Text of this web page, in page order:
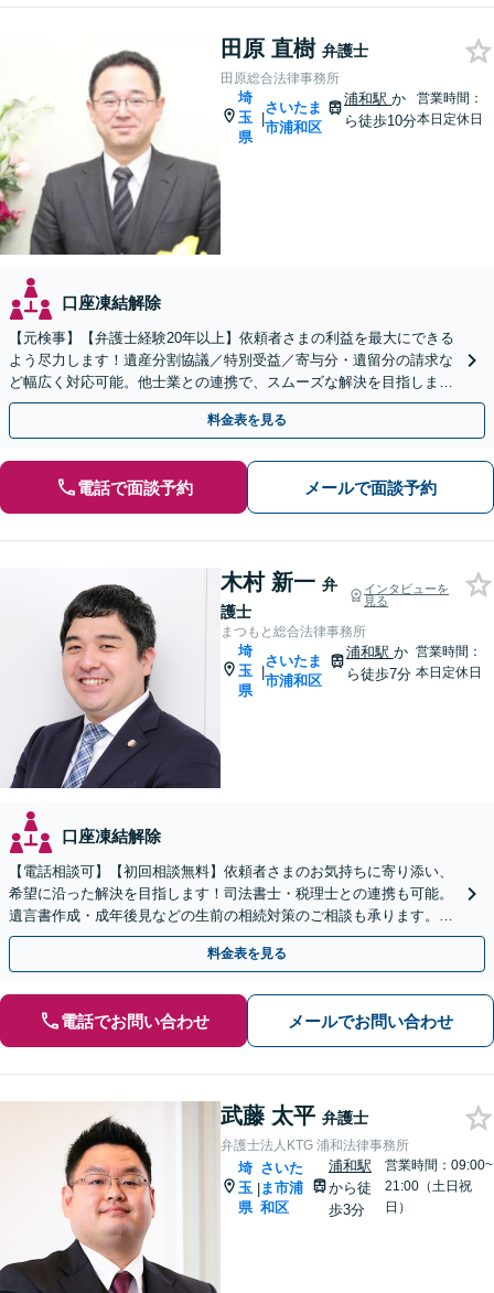
田原 直樹 弁護士
田原総合法律事務所
埼
玉
県
|
さいたま
市浦和区
浦和駅か
ら徒歩10分
営業時間：
本日定休日
口座凍結解除
【元検事】【弁護士経験20年以上】依頼者さまの利益を最大にできる
よう尽力します！遺産分割協議／特別受益／寄与分・遺留分の請求な
ど幅広く対応可能。他士業との連携で、スムーズな解決を目指しま
す。お早めにご相談ください【初回相談無料】
料金表を見る
電話で面談予約 メールで面談予約
木村 新一 弁
護士
インタビューを
見る
まつもと総合法律事務所
埼
玉
県
|
さいたま
市浦和区
浦和駅 か
ら徒歩7分
営業時間：
本日定休日
口座凍結解除
【電話相談可】【初回相談無料】依頼者さまのお気持ちに寄り添い、
希望に沿った解決を目指します！司法書士・税理士との連携も可能。
遺言書作成・成年後見などの生前の相続対策のご相談も承ります。
【夜間／休日の相談可能】
料金表を見る
電話でお問い合わせ メールでお問い合わせ
武藤 太平 弁護士
弁護士法人KTG 浦和法律事務所
埼
玉
県
|
さいた
ま市浦
和区
浦和駅
から徒
歩3分
営業時間：09:00~
21:00（土日祝
日）